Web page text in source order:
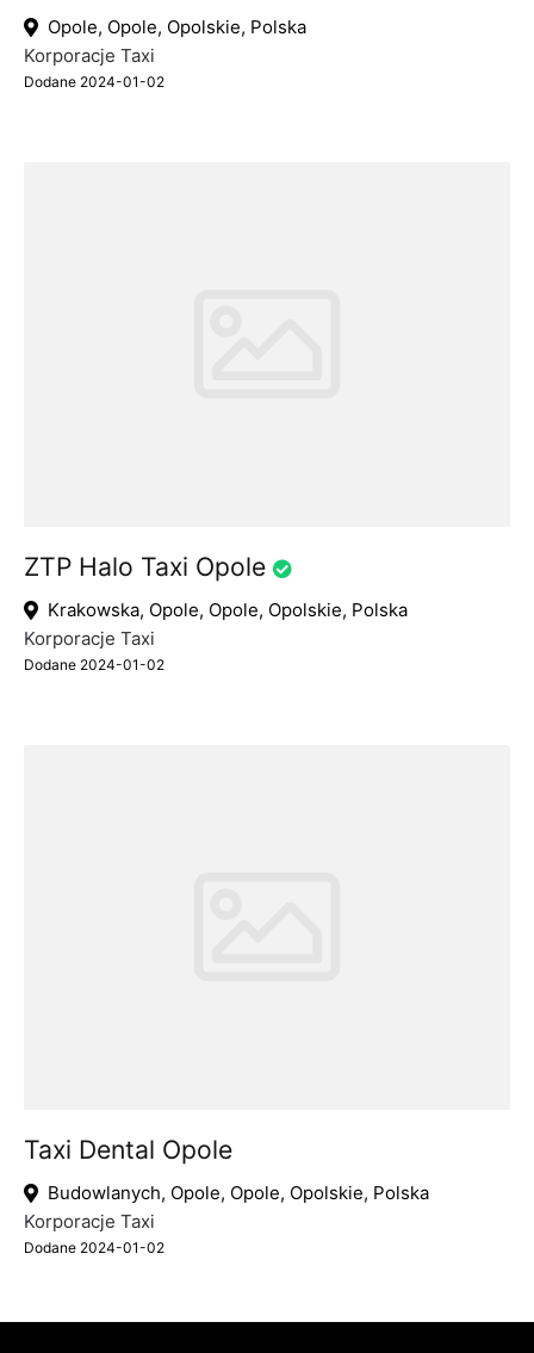
Opole, Opole, Opolskie, Polska
Korporacje Taxi
Dodane 2024-01-02
ZTP Halo Taxi Opole
Krakowska, Opole, Opole, Opolskie, Polska
Korporacje Taxi
Dodane 2024-01-02
Taxi Dental Opole
Budowlanych, Opole, Opole, Opolskie, Polska
Korporacje Taxi
Dodane 2024-01-02